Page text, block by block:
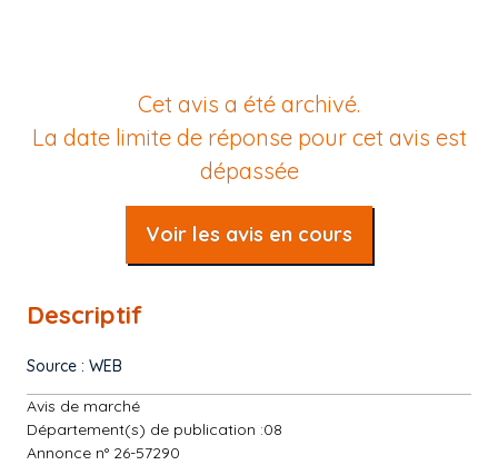
Cet avis a été archivé.
La date limite de réponse pour cet avis est
dépassée
Voir les avis en cours
Descriptif
Source : WEB
Avis de marché
Département(s) de publication :08
Annonce n° 26-57290